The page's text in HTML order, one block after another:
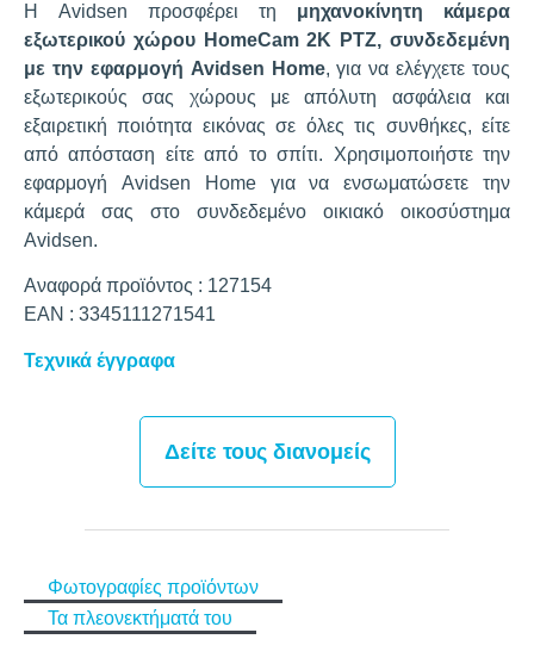
Η Avidsen προσφέρει τη μηχανοκίνητη κάμερα
εξωτερικού χώρου HomeCam 2K PTZ, συνδεδεμένη
με την εφαρμογή Avidsen Home, για να ελέγχετε τους
εξωτερικούς σας χώρους με απόλυτη ασφάλεια και
εξαιρετική ποιότητα εικόνας σε όλες τις συνθήκες, είτε
από απόσταση είτε από το σπίτι. Χρησιμοποιήστε την
εφαρμογή Avidsen Home για να ενσωματώσετε την
κάμερά σας στο συνδεδεμένο οικιακό οικοσύστημα
Avidsen.
Αναφορά προϊόντος : 127154
EAN : 3345111271541
Τεχνικά έγγραφα
Δείτε τους διανομείς
Φωτογραφίες προϊόντων
Τα πλεονεκτήματά του